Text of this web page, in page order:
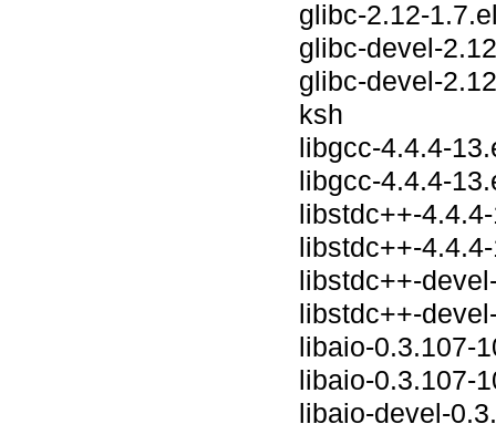
glibc-2.12-
glibc-devel-
glibc-devel-
ksh
libgcc-4.4.4-
libgcc-4.4.4-
libstdc++-
libstdc++-
libstdc++-
libstdc++-
libaio-0.3.107-
libaio-0.3.107-
libaio-devel-